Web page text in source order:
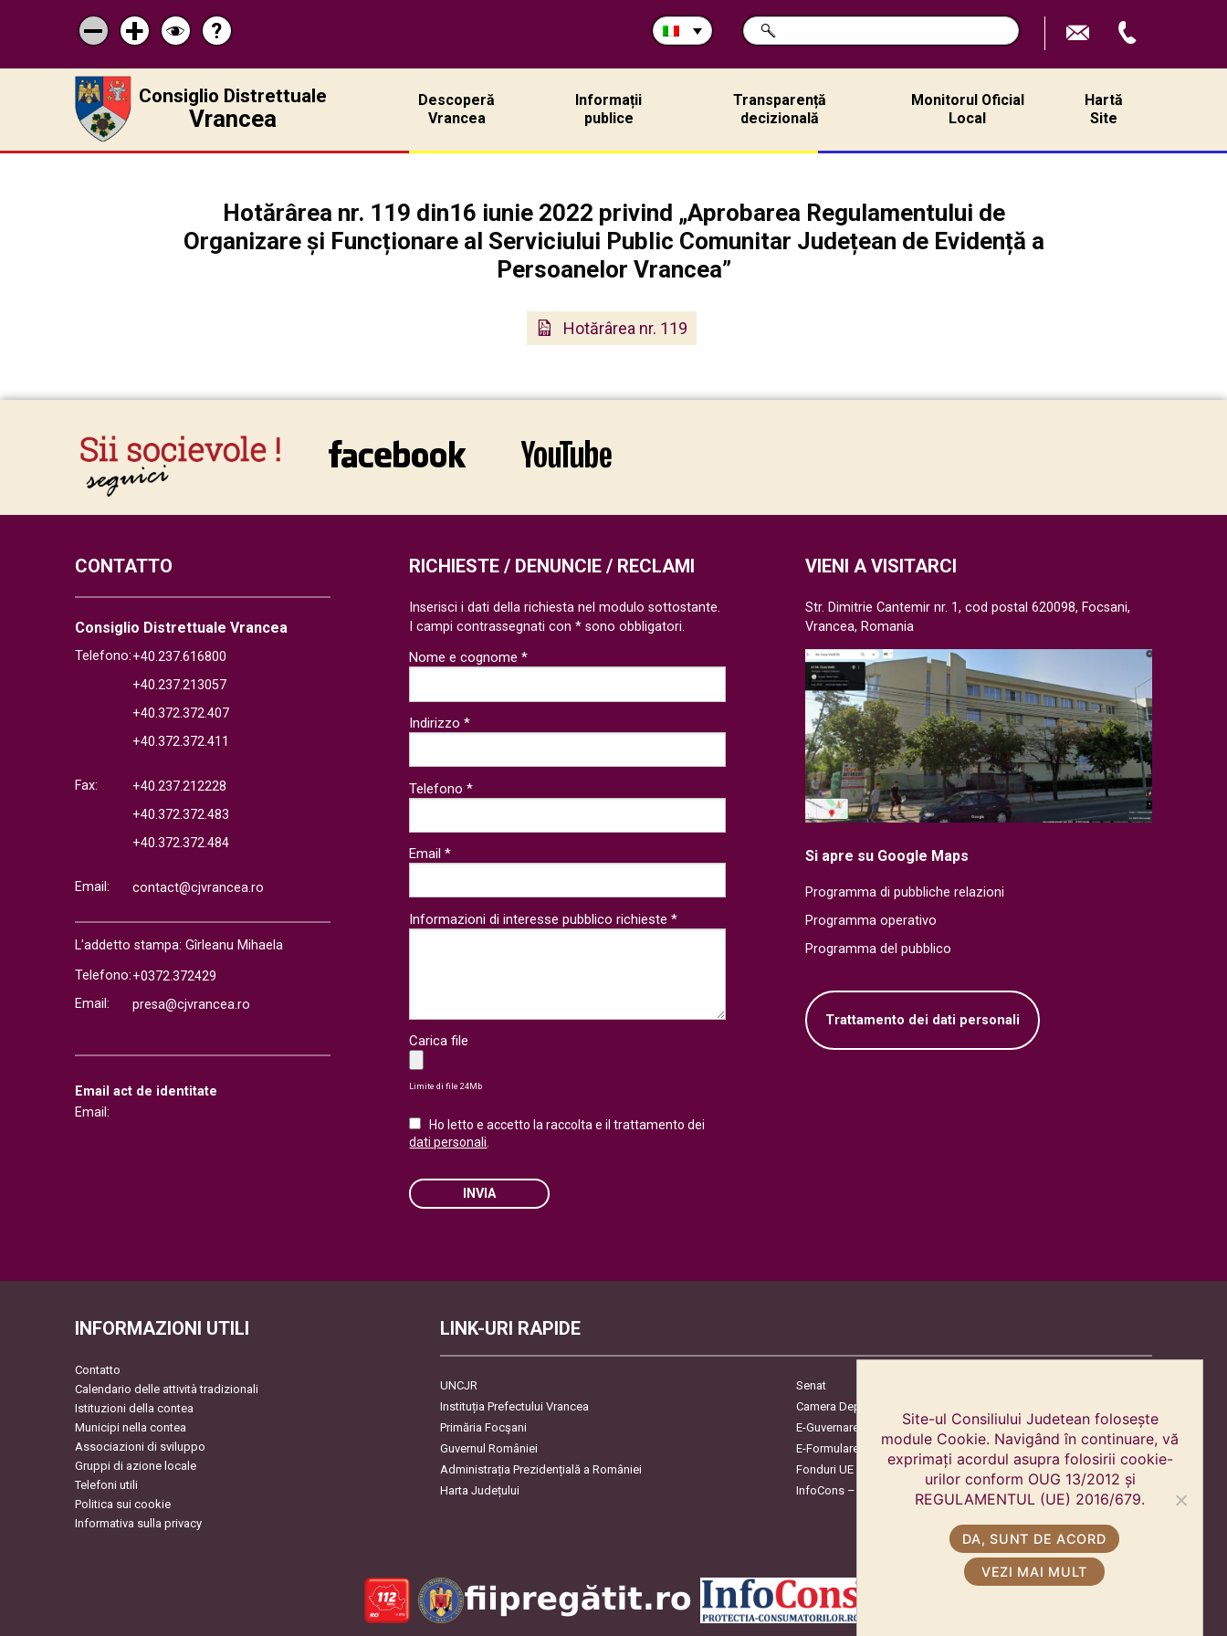
Micșorează
scrisul
Mărește
scrisul
Schimbă
contrastul
Pagina
de
ajutor
?
Cerca
nel
RICERCA
Consiglio Distrettuale
Vrancea
Descoperă
Vrancea
Informații
publice
Transparență
decizională
Monitorul Oficial
Local
Hartă
Site
Hotărârea nr. 119 din16 iunie 2022 privind „Aprobarea Regulamentului de
Organizare și Funcționare al Serviciului Public Comunitar Județean de Evidență a
Persoanelor Vrancea”
Hotărârea nr. 119
CONTATTO
Consiglio Distrettuale Vrancea
Telefono:+40.237.616800
+40.237.213057
+40.372.372.407
+40.372.372.411
Fax:
+40.237.212228
+40.372.372.483
+40.372.372.484
Email: contact@cjvrancea.ro
L'addetto stampa: Gîrleanu Mihaela
Telefono:+0372.372429
Email:
presa@cjvrancea.ro
Email act de identitate
Email:
VIENI A VISITARCI
Str. Dimitrie Cantemir nr. 1, cod postal 620098, Focsani,
Vrancea, Romania
Si apre su Google Maps
Programma di pubbliche relazioni
Programma operativo
Programma del pubblico
Trattamento dei dati personali
RICHIESTE / DENUNCIE / RECLAMI
Inserisci i dati della richiesta nel modulo sottostante.
I campi contrassegnati con * sono obbligatori.
Nome e cognome *
Indirizzo *
Telefono *
Email *
Informazioni di interesse pubblico richieste *
Carica file
Limite di file 24Mb
Ho letto e accetto la raccolta e il trattamento dei
dati personali.
INVIA
INFORMAZIONI UTILI
Contatto
Calendario delle attività tradizionali
Istituzioni della contea
Municipi nella contea
Associazioni di sviluppo
Gruppi di azione locale
Telefoni utili
Politica sui cookie
Informativa sulla privacy
LINK-URI RAPIDE
UNCJR
Senat
Instituția Prefectului Vrancea
Camera Deputaților
Primăria Focşani
E-Guvernare
Guvernul României
E-Formulare
Administrația Prezidențială a României
Fonduri UE
Harta Județului
InfoCons – Protecția Consumatorilor
Site-ul Consiliului Judetean folosește
module Cookie. Navigând în continuare, vă
exprimați acordul asupra folosirii cookie-
urilor conform OUG 13/2012 și
REGULAMENTUL (UE) 2016/679.
DA, SUNT DE ACORD
VEZI MAI MULT